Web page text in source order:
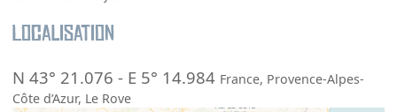
Localisation
N 43° 21.076 - E 5° 14.984 France, Provence-Alpes-
Côte d’Azur, Le Rove